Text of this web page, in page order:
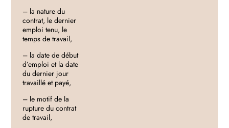
– la nature du
contrat, le dernier
emploi tenu, le
temps de travail,
– la date de début
d’emploi et la date
du dernier jour
travaillé et payé,
– le motif de la
rupture du contrat
de travail,